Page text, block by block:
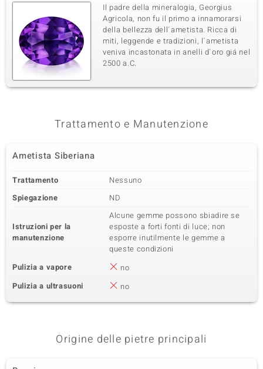
Somma del peso in carati
0,12 ct
Taglio
Taglio rotondo
Montatura
Incastonatura a griffe
Origine
Cambogia
Quarta pietra preziosa
Somma del peso in carati Taglio
Taglio rotondo
Incastonatura a griffe
Quinta pietra preziosa
Zircone 20 à 1,1 mm
Somma del peso in carati Taglio
Taglio rotondo
Incastonatura a castone
78 à versch. mm
Il padre della mineralogia, Georgius
Agricola, non fu il primo a innamorarsi
della bellezza dell´ametista. Ricca di
miti, leggende e tradizioni, l´ametista
veniva incastonata in anelli d´oro giá nel
2500 a.C.
Trattamento e Manutenzione
Ametista Siberiana
Trattamento
Nessuno
Spiegazione
ND
Istruzioni per la
manutenzione
Alcune gemme possono sbiadire se
esposte a forti fonti di luce; non
esporre inutilmente le gemme a
queste condizioni
Pulizia a vapore
no
Pulizia a ultrasuoni
no
Origine delle pietre principali